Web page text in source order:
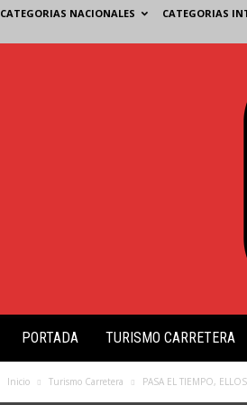
CATEGORIAS NACIONALES CATEGORIAS
PORTADA TURISMO CARRETERA
Inicio Turismo Carretera PASA EL TIEMPO,